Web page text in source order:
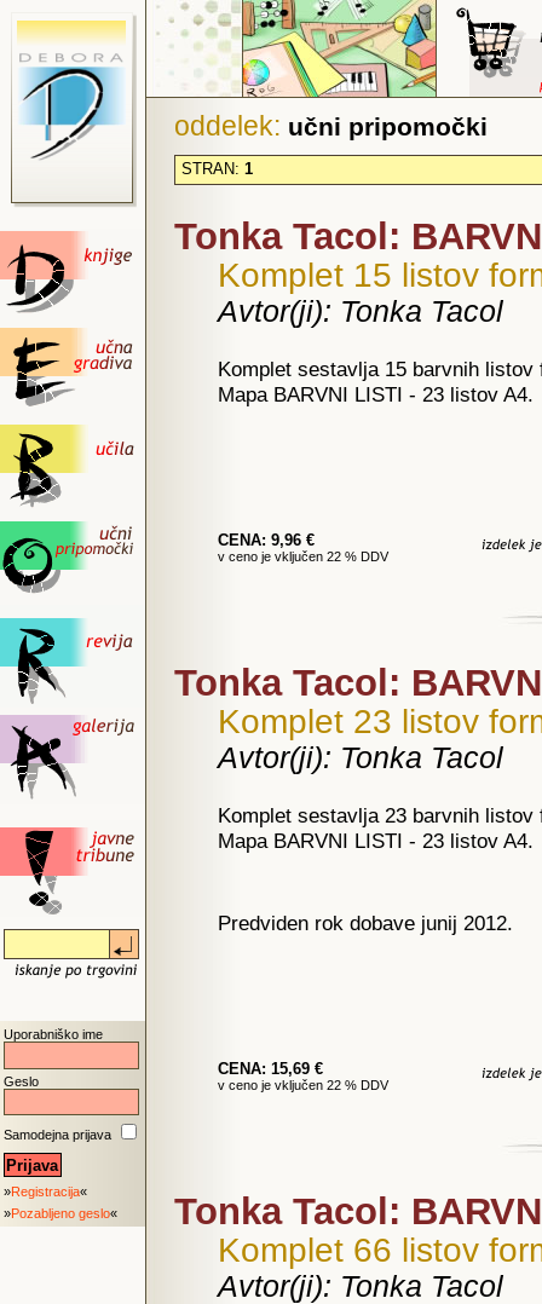
Uporabniško ime
Geslo
Samodejna prijava
»Registracija«
»Pozabljeno geslo«
oddelek: učni pripomočki
STRAN: 1
Tonka Tacol:
Komplet 15 listov
Avtor(ji): Tonka Tacol
Komplet sestavlja 15 barvnih
Mapa BARVNI LISTI - 23 listov A4.
CENA: 9,96 €
v ceno je vključen 22 % DDV
Tonka Tacol:
Komplet 23 listov
Avtor(ji): Tonka Tacol
Komplet sestavlja 23 barvnih
Mapa BARVNI LISTI - 23 listov A4.
Predviden rok dobave junij 2012.
CENA: 15,69 €
v ceno je vključen 22 % DDV
Tonka Tacol:
Komplet 66 listov
Avtor(ji): Tonka Tacol